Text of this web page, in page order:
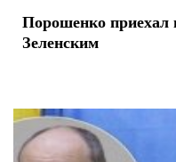
Порошенко приехал
Зеленским